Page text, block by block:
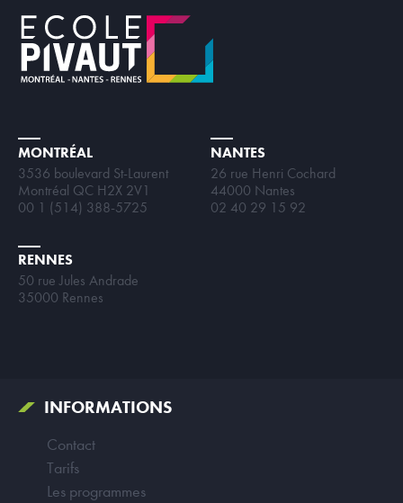
MONTRÉAL
3536 boulevard St-Laurent
Montréal QC H2X 2V1
00 1 (514) 388-5725
NANTES
26 rue Henri Cochard
44000 Nantes
02 40 29 15 92
RENNES
50 rue Jules Andrade
35000 Rennes
INFORMATIONS
Contact
Tarifs
Les programmes